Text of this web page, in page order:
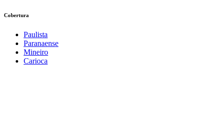
Cobertura
Paulista
Paranaense
Mineiro
Carioca